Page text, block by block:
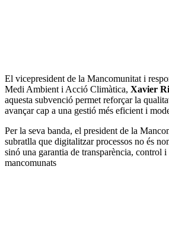
El vicepresident de la Mancomunitat i
Medi Ambient i Acció Climàtica, Xavier
aquesta subvenció permet reforçar la
avançar cap a una gestió més eficient i
Per la seva banda, el president de la
subratlla que digitalitzar processos no és
sinó una garantia de transparència, control
mancomunats